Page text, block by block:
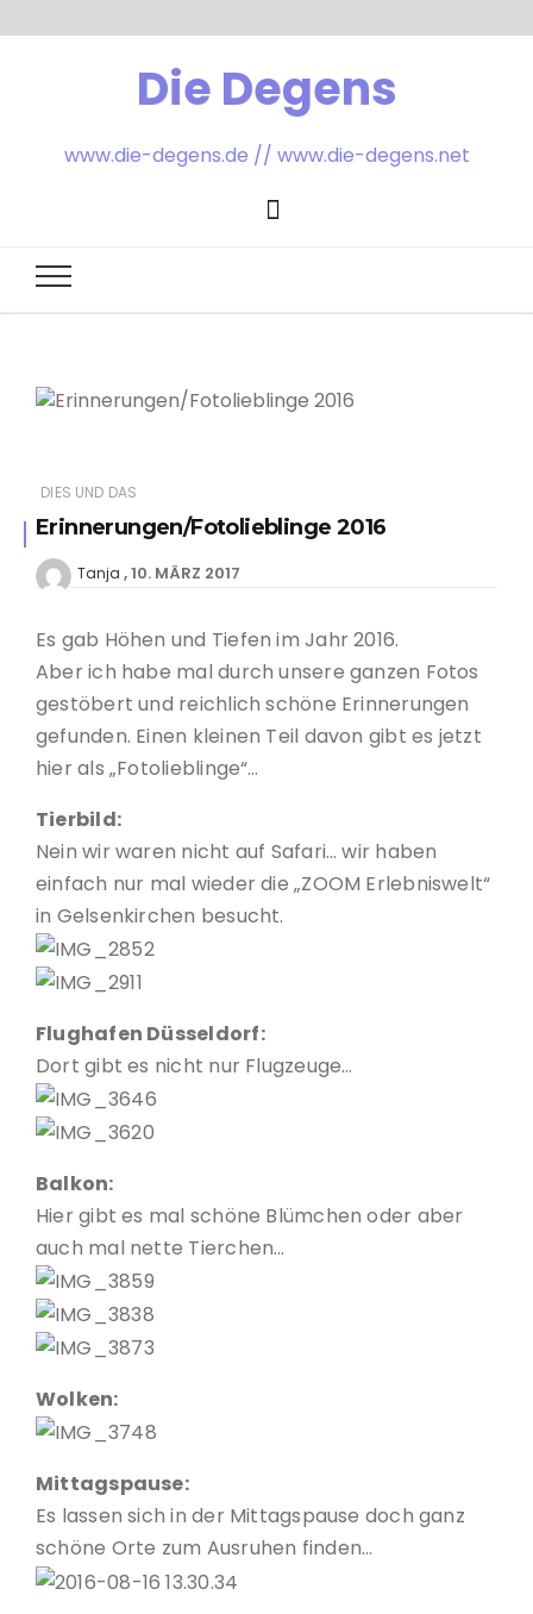
Die Degens
www.die-degens.de // www.die-degens.net
DIES UND DAS
Erinnerungen/Fotolieblinge 2016
Tanja 10. MÄRZ 2017
Es gab Höhen und Tiefen im Jahr 2016.
Aber ich habe mal durch unsere ganzen Fotos
gestöbert und reichlich schöne Erinnerungen
gefunden. Einen kleinen Teil davon gibt es jetzt
hier als „Fotolieblinge“…
Tierbild:
Nein wir waren nicht auf Safari… wir haben
einfach nur mal wieder die „ZOOM Erlebniswelt“
in Gelsenkirchen besucht.
Flughafen Düsseldorf:
Dort gibt es nicht nur Flugzeuge…
Balkon:
Hier gibt es mal schöne Blümchen oder aber
auch mal nette Tierchen…
Wolken:
Mittagspause:
Es lassen sich in der Mittagspause doch ganz
schöne Orte zum Ausruhen finden…